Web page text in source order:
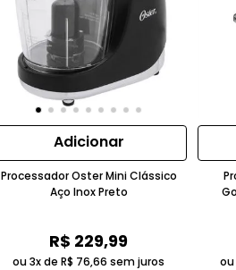
Adicionar
Processador Oster Mini Clássico
Aço Inox Preto
R$ 229,99
ou 3x deR$ 76,66 sem juros